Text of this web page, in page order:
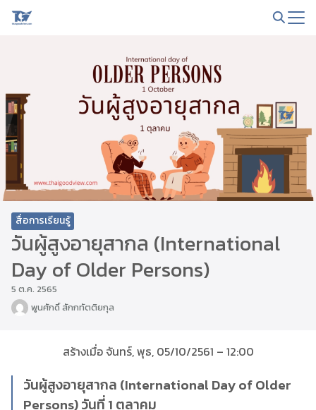
Skip
สื่อการเรียนรู้
วันผู้สูงอายุสากล (International
Day of Older Persons)
5 ต.ค. 2565
พูนศักดิ์ สักกทัตติยกุล
สร้างเมื่อ จันทร์, พุธ, 05/10/2561 – 12:00
วันผู้สูงอายุสากล (International Day of Older
Persons) วันที่ 1 ตุลาคม